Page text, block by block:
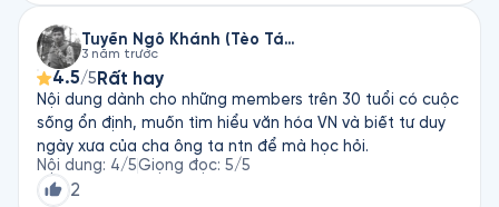
Tuyền Ngô Khánh (Tèo Táo Tợn)
3 năm trước
4.5/5 Rất hay
Nội dung dành cho những members trên 30 tuổi có cuộc
sống ổn định, muốn tìm hiểu văn hóa VN và biết tư duy
ngày xưa của cha ông ta ntn để mà học hỏi.
Nội dung: 4/5Giọng đọc: 5/5
2